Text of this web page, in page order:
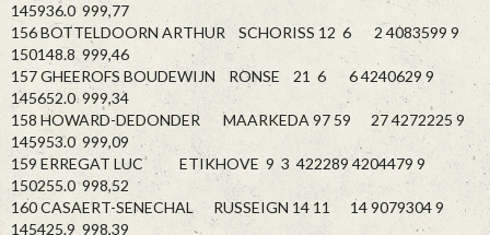
145936.0 999,77
156 BOTTELDOORN ARTHUR SCHORISS 12 6 2 4083599 9
150148.8 999,46
157 GHEEROFS BOUDEWIJN RONSE 21 6 6 4240629 9
145652.0 999,34
158 HOWARD-DEDONDER MAARKEDA 97 59 27 4272225 9
145953.0 999,09
159 ERREGAT LUC ETIKHOVE 9 3 422289 4204479 9
150255.0 998,52
160 CASAERT-SENECHAL RUSSEIGN 14 11 14 9079304 9
145425.9 998,39